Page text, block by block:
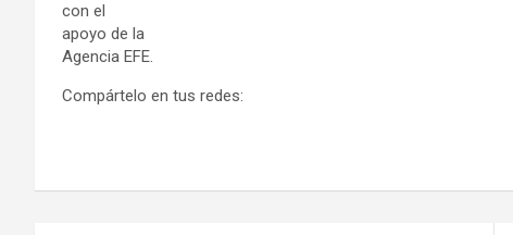
con el
apoyo de la
Agencia EFE.
Compártelo en tus redes: